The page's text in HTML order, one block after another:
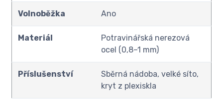
Volnoběžka Ano
Materiál
Potravinářská nerezová
ocel (0,8–1 mm)
Příslušenství
Sběrná nádoba, velké síto,
kryt z plexiskla